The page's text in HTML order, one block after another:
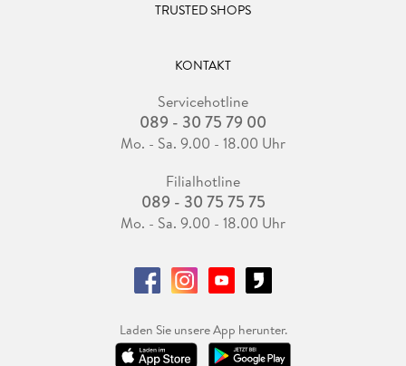
TRUSTED SHOPS
KONTAKT
Servicehotline
089 - 30 75 79 00
Mo. - Sa. 9.00 - 18.00 Uhr
Filialhotline
089 - 30 75 75 75
Mo. - Sa. 9.00 - 18.00 Uhr
Laden Sie unsere App herunter.